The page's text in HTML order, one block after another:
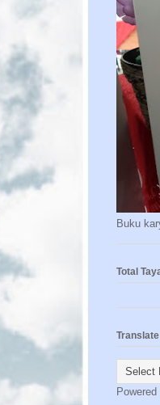
Buku
Total
Translate